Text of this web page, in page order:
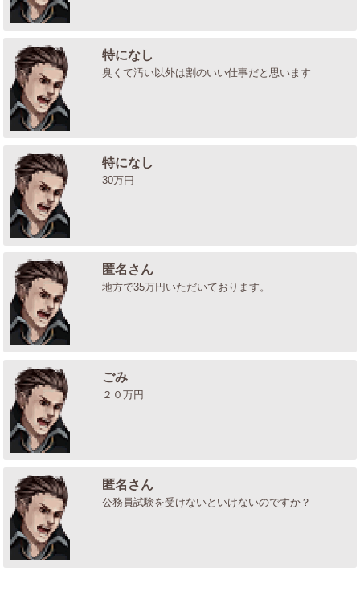
特になし
臭くて汚い以外は割のいい仕事だと思います
特になし
30万円
匿名さん
地方で35万円いただいております。
ごみ
２０万円
匿名さん
公務員試験を受けないといけないのですか？